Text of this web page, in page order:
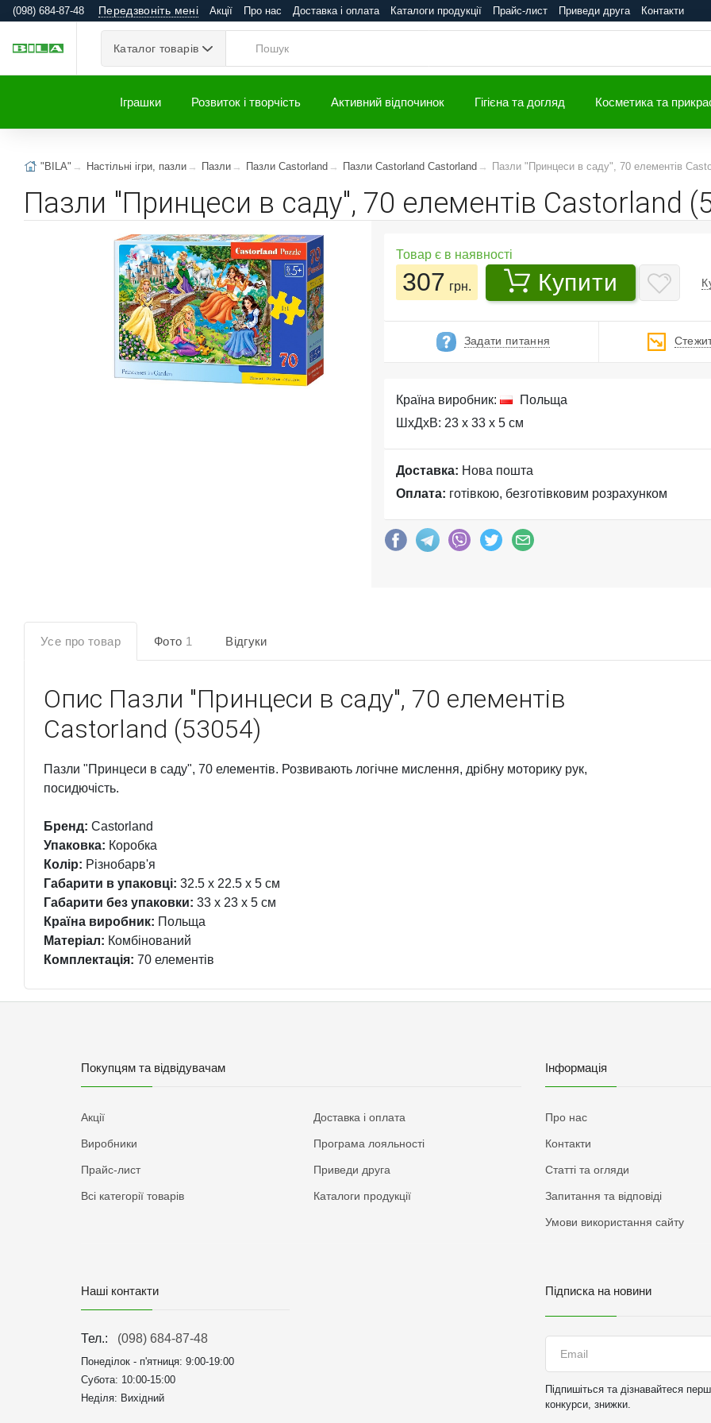
(098) 684-87-48 Передзвоніть мені Акції Про нас Доставка і оплата Каталоги продукції Прайс-лист Приведи друга Контакти
Каталог товарів
Іграшки Розвиток і творчість Активний відпочинок Гігієна та догляд Косметика та
"BILA" Настільні ігри, пазли Пазли Пазли Castorland Пазли Castorland Castorland Пазли "Принцеси в саду", 70 елементів
Пазли "Принцеси в саду", 70 елементів Castorland
Товар є в наявності
307 грн. Купити
Задати питання
Країна виробник:
Польща
ШхДхВ: 23 x 33 x 5 см
Доставка: Нова пошта
Оплата: готівкою, безготівковим розрахунком
Усе про товар Фото 1 Відгуки
Опис Пазли "Принцеси в саду", 70 елементів
Castorland (53054)
Пазли "Принцеси в саду", 70 елементів. Розвивають логічне мислення, дрібну моторику рук,
посидючість.
Бренд: Castorland
Упаковка: Коробка
Колір: Різнобарв'я
Габарити в упаковці: 32.5 x 22.5 x 5 см
Габарити без упаковки: 33 x 23 x 5 см
Країна виробник: Польща
Матеріал: Комбінований
Комплектація: 70 елементів
Покупцям та відвідувачам
Акції
Виробники
Прайс-лист
Всі категорії товарів
Доставка і оплата
Програма лояльності
Приведи друга
Каталоги продукції
Інформація
Про нас
Контакти
Статті та огляди
Запитання та відповіді
Умови використання сайту
Наші контакти
Тел.: (098) 684-87-48
Понеділок - п'ятниця: 9:00-19:00
Субота: 10:00-15:00
Неділя: Вихідний
Підписка на новини
Підпишіться та дізнавайтеся
конкурси, знижки.